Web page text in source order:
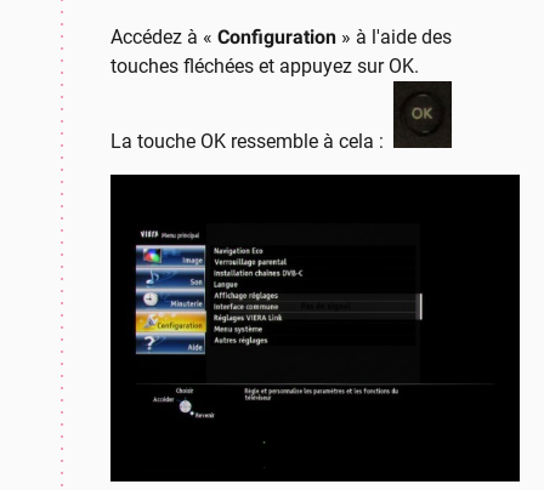
Accédez à « Configuration » à l'aide des
touches fléchées et appuyez sur OK.
La touche OK ressemble à cela :